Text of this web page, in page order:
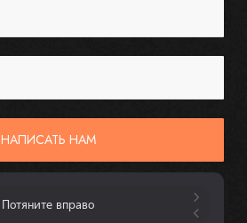
НАПИСАТЬ НАМ